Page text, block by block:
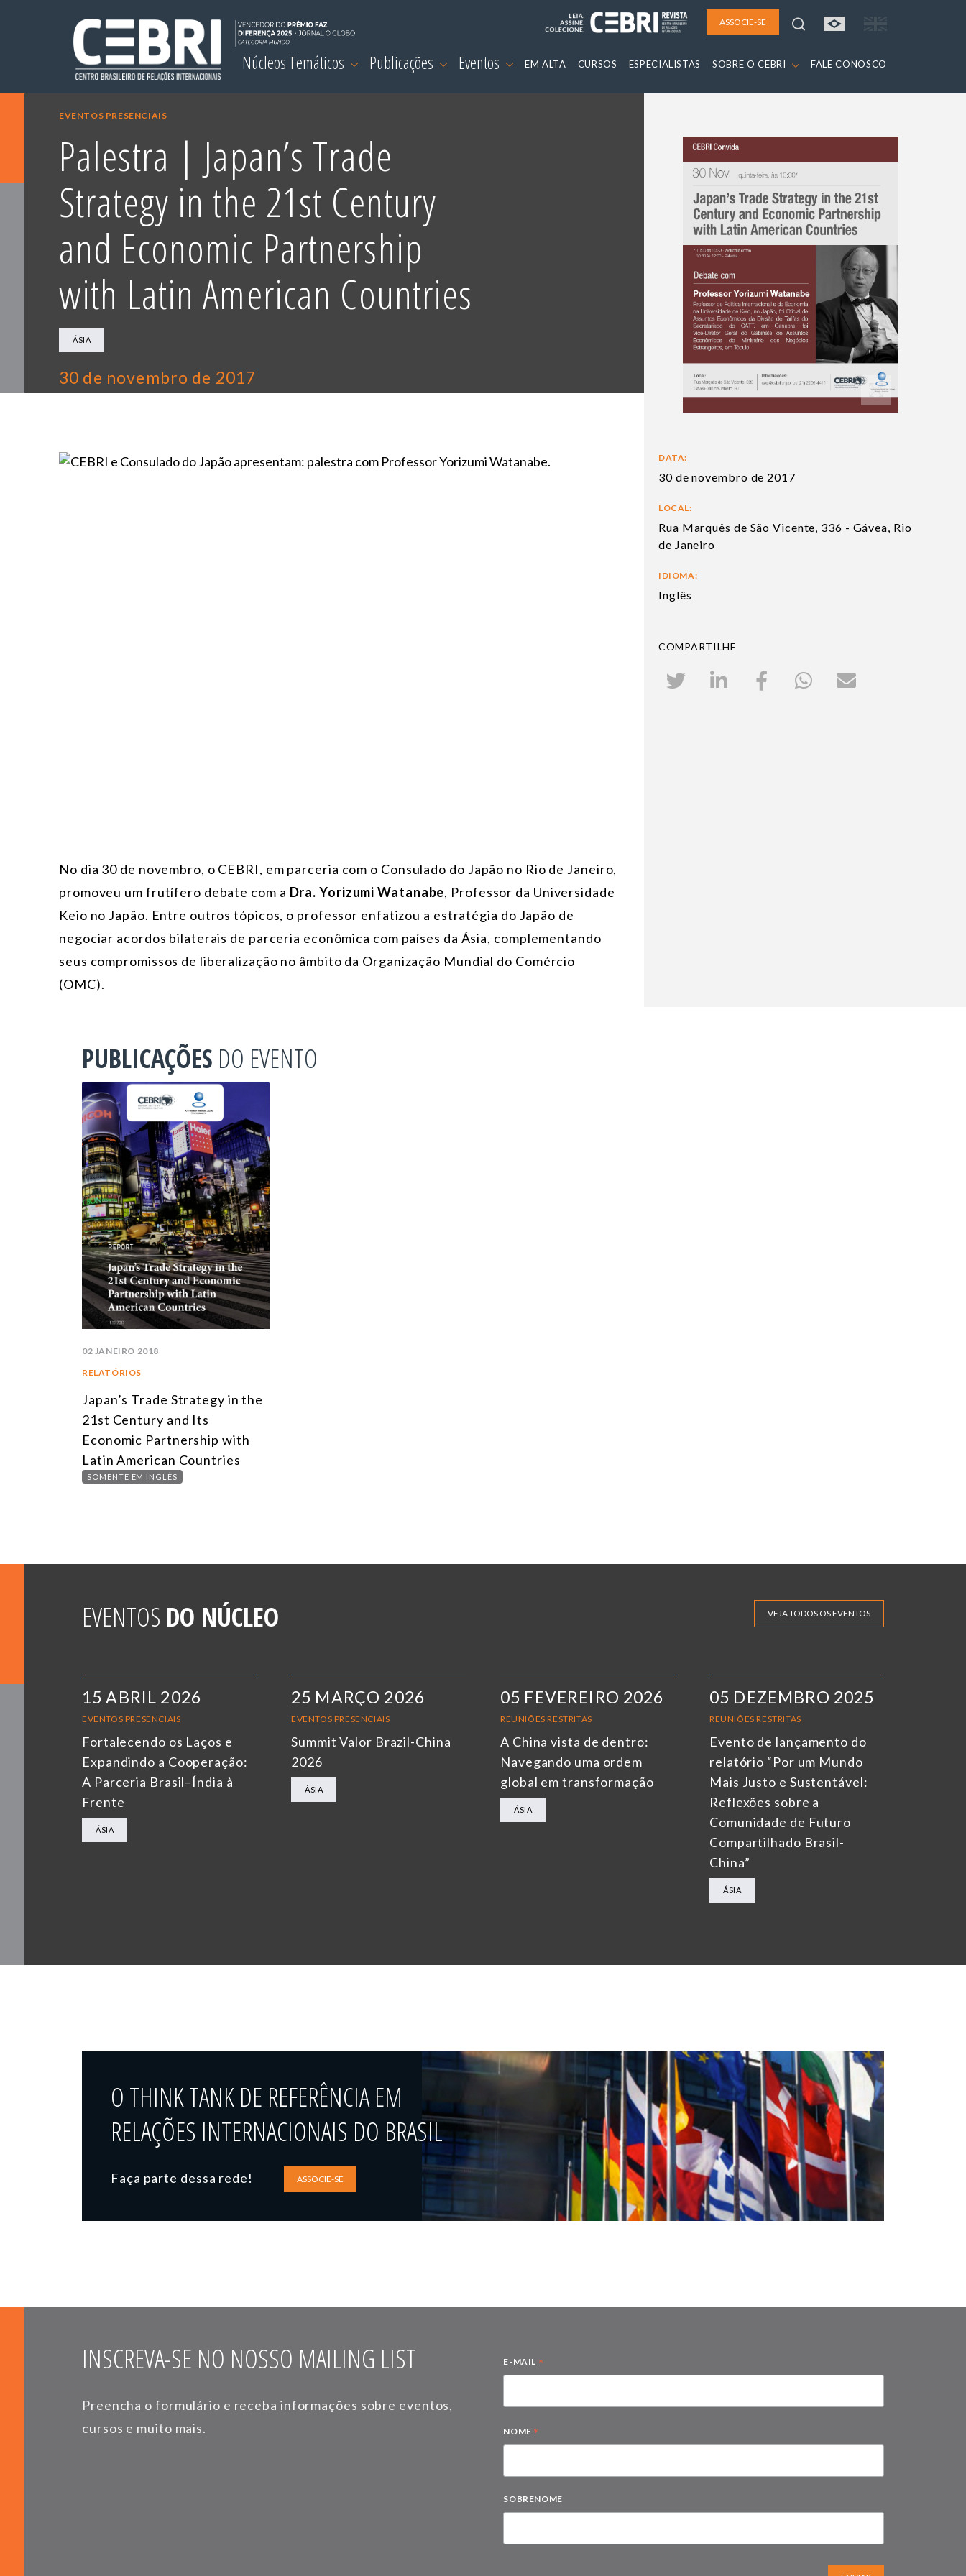
ASSOCIE-SE
Núcleos Temáticos Publicações Eventos EM ALTA CURSOS ESPECIALISTAS SOBRE O CEBRI FALE CONOSCO
EVENTOS PRESENCIAIS
Palestra | Japan’s Trade
Strategy in the 21st Century
and Economic Partnership
with Latin American Countries
ÁSIA
30 de novembro de 2017
No dia 30 de novembro, o CEBRI, em parceria com o Consulado do Japão no Rio de Janeiro,
promoveu um frutífero debate com a Dra. Yorizumi Watanabe, Professor da Universidade
Keio no Japão. Entre outros tópicos, o professor enfatizou a estratégia do Japão de
negociar acordos bilaterais de parceria econômica com países da Ásia, complementando
seus compromissos de liberalização no âmbito da Organização Mundial do Comércio
(OMC).
DATA:
30 de novembro de 2017
LOCAL:
Rua Marquês de São Vicente, 336 - Gávea, Rio
de Janeiro
IDIOMA:
Inglês
COMPARTILHE
PUBLICAÇÕES DO EVENTO
02 JANEIRO 2018
RELATÓRIOS
Japan’s Trade Strategy in the
21st Century and Its
Economic Partnership with
Latin American Countries
SOMENTE EM INGLÊS
EVENTOS DO NÚCLEO VEJA TODOS OS EVENTOS
15 ABRIL 2026
EVENTOS PRESENCIAIS
Fortalecendo os Laços e
Expandindo a Cooperação:
A Parceria Brasil–Índia à
Frente
ÁSIA
25 MARÇO 2026
EVENTOS PRESENCIAIS
Summit Valor Brazil-China
2026
ÁSIA
05 FEVEREIRO 2026
REUNIÕES RESTRITAS
A China vista de dentro:
Navegando uma ordem
global em transformação
ÁSIA
05 DEZEMBRO 2025
REUNIÕES RESTRITAS
Evento de lançamento do
relatório “Por um Mundo
Mais Justo e Sustentável:
Reflexões sobre a
Comunidade de Futuro
Compartilhado Brasil-
China”
ÁSIA
O THINK TANK DE REFERÊNCIA EM
RELAÇÕES INTERNACIONAIS DO BRASIL
Faça parte dessa rede! ASSOCIE-SE
INSCREVA-SE NO NOSSO MAILING LIST
Preencha o formulário e receba informações sobre eventos,
cursos e muito mais.
E-MAIL *
NOME *
SOBRENOME